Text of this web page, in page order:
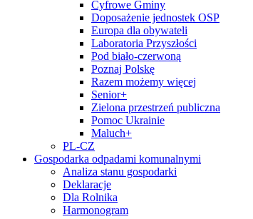
Cyfrowe Gminy
Doposażenie jednostek OSP
Europa dla obywateli
Laboratoria Przyszłości
Pod biało-czerwoną
Poznaj Polskę
Razem możemy więcej
Senior+
Zielona przestrzeń publiczna
Pomoc Ukrainie
Maluch+
PL-CZ
Gospodarka odpadami komunalnymi
Analiza stanu gospodarki
Deklaracje
Dla Rolnika
Harmonogram